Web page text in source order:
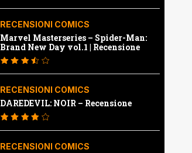
RECENSIONI COMICS
Marvel Masterseries – Spider-Man:
Brand New Day vol.1 | Recensione
RECENSIONI COMICS
DAREDEVIL: NOIR – Recensione
RECENSIONI COMICS